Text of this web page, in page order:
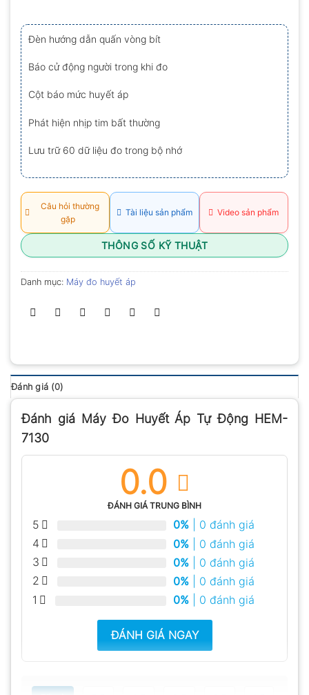
xếp
hạng
0.0
5
sao
Đèn hướng dẫn quấn vòng bít
Báo cử động người trong khi đo
Cột báo mức huyết áp
Phát hiện nhịp tim bất thường
Lưu trữ 60 dữ liệu đo trong bộ nhớ
Câu hỏi thường
gặp
Tài liệu sản phẩm Video sản phẩm
THÔNG SỐ KỸ THUẬT
Danh mục: Máy đo huyết áp
Đánh giá (0)
Đánh giá Máy Đo Huyết Áp Tự Động HEM-
7130
0.0
ĐÁNH GIÁ TRUNG BÌNH
5 0% | 0 đánh giá
4
0% | 0 đánh giá
3
0% | 0 đánh giá
2
0% | 0 đánh giá
1
0% | 0 đánh giá
ĐÁNH GIÁ NGAY